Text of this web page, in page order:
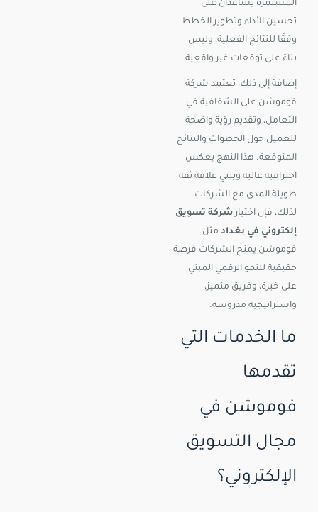
المستمرة يساعدان على
تحسين الأداء وتطوير الخطط
وفقًا للنتائج الفعلية، وليس
بناءً على توقعات غير واقعية.
إضافة إلى ذلك، تعتمد شركة
فوموشن على الشفافية في
التعامل، وتقديم رؤية واضحة
للعميل حول الخطوات والنتائج
المتوقعة. هذا النهج يعكس
احترافية عالية ويبني علاقة ثقة
طويلة المدى مع الشركات.
لذلك، فإن اختيارشركة تسويق
إلكتروني في بغداد مثل
فوموشن يمنح الشركات فرصة
حقيقية للنمو الرقمي المبني
على خبرة، وفريق متميز،
واستراتيجية مدروسة.
ما الخدمات التي
تقدمها
فوموشن في
مجال التسويق
الإلكتروني؟